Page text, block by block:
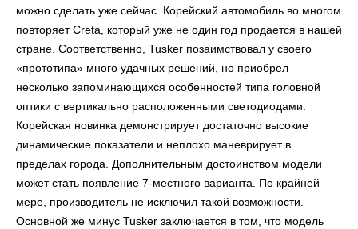
можно сделать уже сейчас. Корейский автомобиль во многом
повторяет Creta, который уже не один год продается в нашей
стране. Соответственно, Tusker позаимствовал у своего
«прототипа» много удачных решений, но приобрел
несколько запоминающихся особенностей типа головной
оптики с вертикально расположенными светодиодами.
Корейская новинка демонстрирует достаточно высокие
динамические показатели и неплохо маневрирует в
пределах города. Дополнительным достоинством модели
может стать появление 7-местного варианта. По крайней
мере, производитель не исключил такой возможности.
Основной же минус Tusker заключается в том, что модель